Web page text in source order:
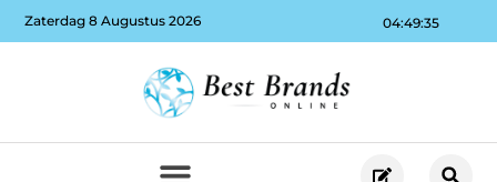
04:49:36
Zaterdag 8 Augustus 2026